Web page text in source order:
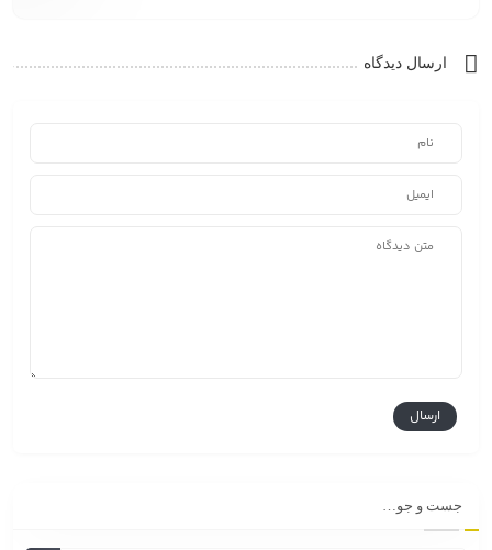
ارسال دیدگاه
جست و جو…